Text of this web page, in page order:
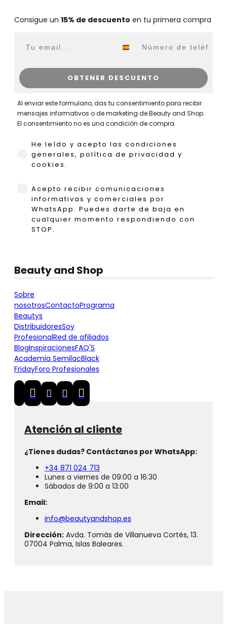
Consigue un 15% de descuento en tu primera compra
OBTENER DESCUENTO
Al enviar este formulario, das tu consentimiento para recibir
mensajes informativos o de marketing de Beauty and Shop.
El consentimiento no es una condición de compra.
He leído y acepto las condiciones
He leído y acepto las condiciones
generales, política de privacidad y
cookies.
WhatsApp
Acepto recibir comunicaciones
informativas y comerciales por
WhatsApp. Puedes darte de baja en
cualquier momento respondiendo con
STOP.
Beauty and Shop
Sobre
nosotrosContactoPrograma
Beautys
DistribuidoresSoy
ProfesionalRed de afiliados
BlogInspiracionesFAQ'S
Academia SemilacBlack
FridayForo Profesionales
Atención al cliente
¿Tienes dudas? Contáctanos por WhatsApp:
+34 871 024 713
Lunes a viernes de 09:00 a 16:30
Sábados de 9:00 a 13:00
Email:
info@beautyandshop.es
Dirección: Avda. Tomàs de Villanueva Cortés, 13.
07004 Palma, Islas Baleares.